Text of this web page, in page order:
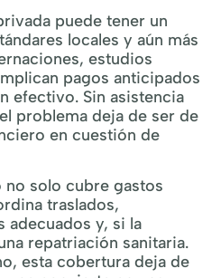
puede tener un
locales y aún más
estudios
pagos anticipados
efectivo. Sin asistencia
problema deja de ser de
en cuestión de
no solo cubre gastos
traslados,
adecuados y, si la
repatriación sanitaria.
esta cobertura deja de